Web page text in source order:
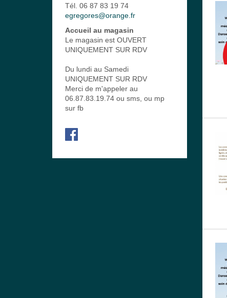
Tél. 06 87 83 19 74
egregores@orange.fr
Accueil au magasin
Le magasin est OUVERT
UNIQUEMENT SUR RDV
Du lundi au Samedi
UNIQUEMENT SUR RDV
Merci de m'appeler au
06.87.83.19.74 ou sms, ou mp
sur fb